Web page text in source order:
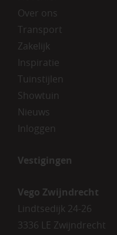
Over ons
Transport
Zakelijk
Inspiratie
Tuinstijlen
Showtuin
Nieuws
Inloggen
Vestigingen
Vego Zwijndrecht
Lindtsedijk 24-26
3336 LE Zwijndrecht